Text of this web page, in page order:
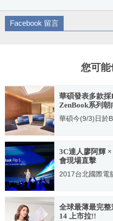
Facebook 留言
您可能
華碩發表多款
ZenBook系列
ExpertBook再
華碩今(9/3)日於
2020.09.03
3C達人廖阿輝
會現場直擊
2017台北國際電
2017.06.07
全球最薄最完整
14 上市拉!!